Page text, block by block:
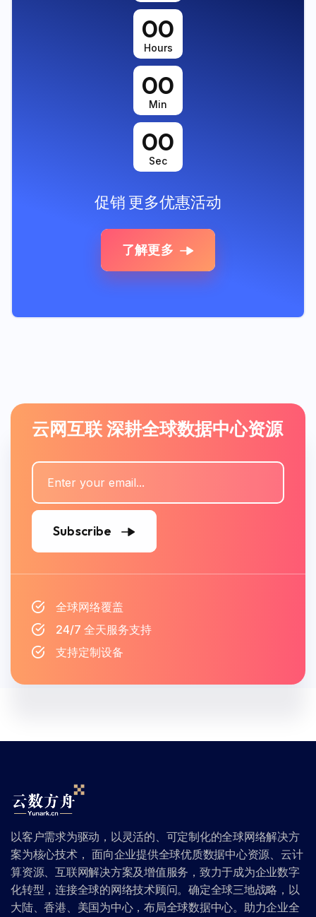
00
Hours
00
Min
00
Sec
促销 更多优惠活动
了解更多
云网互联 深耕全球数据中心资源
Subscribe
全球网络覆盖
24/7 全天服务支持
支持定制设备
以客户需求为驱动，以灵活的、可定制化的全球网络解决方
案为核心技术， 面向企业提供全球优质数据中心资源、云计
算资源、互联网解决方案及增值服务，致力于成为企业数字
化转型，连接全球的网络技术顾问。确定全球三地战略，以
大陆、香港、美国为中心，布局全球数据中心。助力企业全